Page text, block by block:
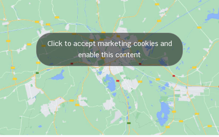
Click to accept marketing cookies and
enable this content